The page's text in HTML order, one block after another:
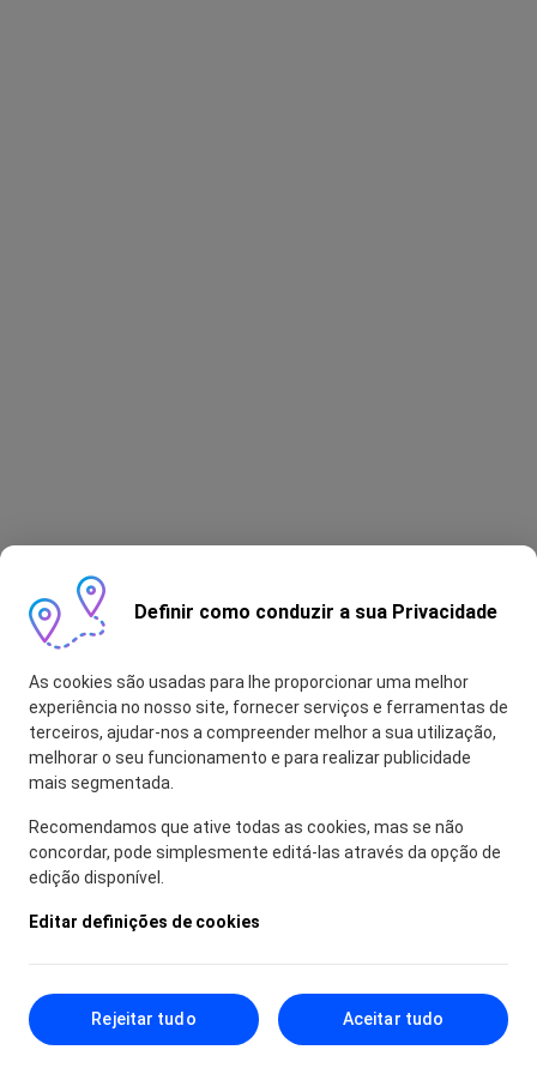
Definir como conduzir a sua Privacidade
As cookies são usadas para lhe proporcionar uma melhor
experiência no nosso site, fornecer serviços e ferramentas de
terceiros, ajudar-nos a compreender melhor a sua utilização,
melhorar o seu funcionamento e para realizar publicidade
mais segmentada.
Recomendamos que ative todas as cookies, mas se não
concordar, pode simplesmente editá-las através da opção de
edição disponível.
Editar definições de cookies
Rejeitar tudo Aceitar tudo